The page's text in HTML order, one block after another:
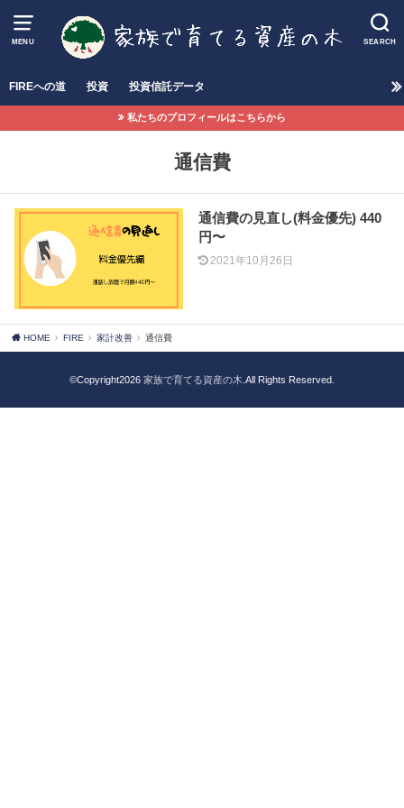
MENU SEARCH
FIREへの道 投資 投資信託データ
私たちのプロフィールはこちらから
通信費
通信費の見直し(料金優先) 440
円〜
2021年10月26日
HOME FIRE 家計改善 通信費
©Copyright2026 家族で育てる資産の木 .All Rights Reserved.